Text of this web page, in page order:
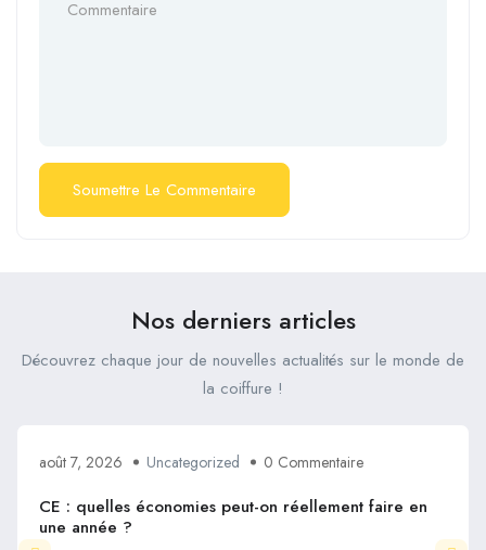
Nos derniers articles
Découvrez chaque jour de nouvelles actualités sur le monde de
la coiffure !
août 7, 2026 Uncategorized 0 Commentaire
CE : quelles économies peut-on réellement faire en
une année ?